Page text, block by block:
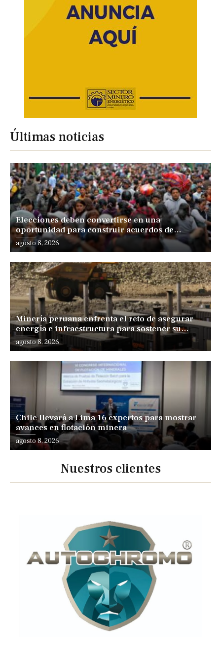
Últimas noticias
Elecciones deben convertirse en una
oportunidad para construir acuerdos de
desarrollo, sostiene especialista
agosto 8, 2026
Minería peruana enfrenta el reto de asegurar
energía e infraestructura para sostener su
expansión
agosto 8, 2026
Chile llevará a Lima 16 expertos para mostrar
avances en flotación minera
agosto 8, 2026
Nuestros clientes